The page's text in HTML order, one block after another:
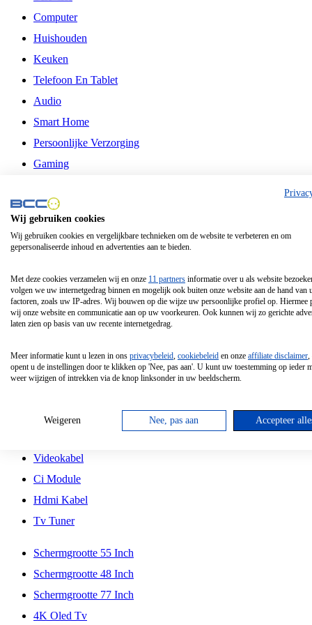
Computer
Huishouden
Keuken
Telefoon En Tablet
Audio
Smart Home
Persoonlijke Verzorging
Gaming
Philips
Schermgrootte 24 Inch
Schermgrootte 85 Inch
Schermgrootte 98 Inch
Tcl
Hd Led Tv
Antennekabel
Videokabel
Ci Module
Hdmi Kabel
Tv Tuner
Schermgrootte 55 Inch
Schermgrootte 48 Inch
Schermgrootte 77 Inch
4K Oled Tv
Wij gebruiken cookies
Wij gebruiken cookies en vergelijkbare technieken om de website te verbeteren en om
gepersonaliseerde inhoud en advertenties aan te bieden.
Met deze cookies verzamelen wij en onze 11 partners informatie over u als website
volgen we uw internetgedrag binnen en mogelijk ook buiten onze website aan de hand van
factoren, zoals uw IP-adres. Wij bouwen op die wijze uw persoonlijke profiel op. Hiermee
wij onze website en communicatie aan op uw voorkeuren. Ook kunnen wij zo gerichte
laten zien op basis van uw recente internetgedrag.
Meer informatie kunt u lezen in ons privacybeleid, cookiebeleid en onze affiliate disclaimer,
opent u de instellingen door te klikken op 'Nee, pas aan'. U kunt uw toestemming op ieder
weer wijzigen of intrekken via de knop linksonder in uw beeldscherm.
Weigeren Nee, pas aan Accepteer